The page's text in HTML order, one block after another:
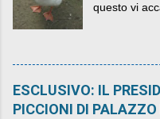
questo vi
ESCLUSIVO: IL
PICCIONI DI